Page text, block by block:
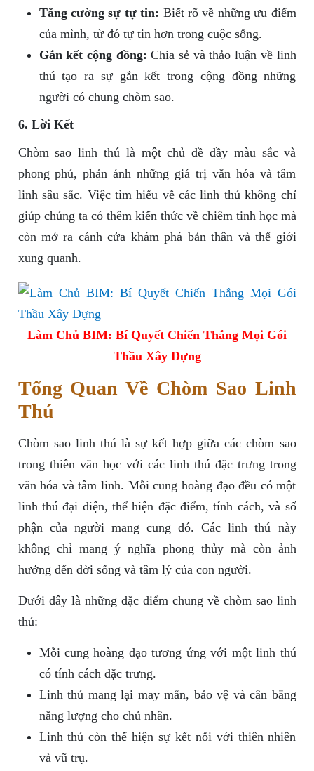
Tăng cường sự tự tin: Biết rõ về những ưu điểm
của mình, từ đó tự tin hơn trong cuộc sống.
Gắn kết cộng đồng: Chia sẻ và thảo luận về linh
thú tạo ra sự gắn kết trong cộng đồng những
người có chung chòm sao.
6. Lời Kết
Chòm sao linh thú là một chủ đề đầy màu sắc và
phong phú, phản ánh những giá trị văn hóa và tâm
linh sâu sắc. Việc tìm hiểu về các linh thú không chỉ
giúp chúng ta có thêm kiến thức về chiêm tinh học mà
còn mở ra cánh cửa khám phá bản thân và thế giới
xung quanh.
Làm Chủ BIM: Bí Quyết Chiến Thắng Mọi Gói
Thầu Xây Dựng
Tổng Quan Về Chòm Sao Linh
Thú
Chòm sao linh thú là sự kết hợp giữa các chòm sao
trong thiên văn học với các linh thú đặc trưng trong
văn hóa và tâm linh. Mỗi cung hoàng đạo đều có một
linh thú đại diện, thể hiện đặc điểm, tính cách, và số
phận của người mang cung đó. Các linh thú này
không chỉ mang ý nghĩa phong thủy mà còn ảnh
hưởng đến đời sống và tâm lý của con người.
Dưới đây là những đặc điểm chung về chòm sao linh
thú:
Mỗi cung hoàng đạo tương ứng với một linh thú
có tính cách đặc trưng.
Linh thú mang lại may mắn, bảo vệ và cân bằng
năng lượng cho chủ nhân.
Linh thú còn thể hiện sự kết nối với thiên nhiên
và vũ trụ.